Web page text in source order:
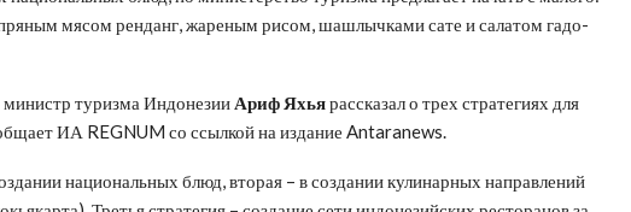
мясом ренданг, жареным рисом, шашлычками сате и салатом гадо-
туризма Индонезии Ариф Яхьярассказал о трех стратегиях для
ИА REGNUM со ссылкой на издание Antaranews.
национальных блюд, вторая – в создании кулинарных направлений